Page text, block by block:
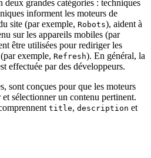
deux grandes catégories : techniques
informent les moteurs de
site (par exemple, Robots), aident à
sur les appareils mobiles (par
être utilisées pour rediriger les
exemple, Refresh). En général, la
effectuée par des développeurs.
sont conçues pour que les moteurs
sélectionner un contenu pertinent.
title, description et